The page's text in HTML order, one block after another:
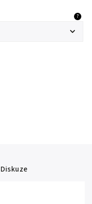
?
Diskuze